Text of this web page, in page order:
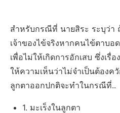
สำหรับกรณีที่ นายสิระ ระบุว่า
เจ้าของไข้จริงหากคนไข้ตาบอ
เพื่อไม่ให้เกิดการอักเสบ ซึ่งเรื่อ
ให้ความเห็นว่าไม่จำเป็นต้องค
ลูกตาออกปกติจะทำในกรณีที่..
1. มะเร็งในลูกตา